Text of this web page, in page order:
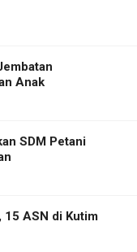
Anak
SDM Petani
15 ASN di Kutim